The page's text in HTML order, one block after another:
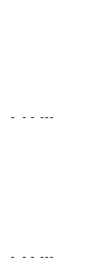
- - - ---
- - - ---